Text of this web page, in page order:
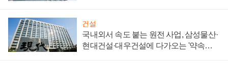
건설
국내외서 속도 붙는 원전 사업, 삼성물산·
현대건설·대우건설에 다가오는 '약속의